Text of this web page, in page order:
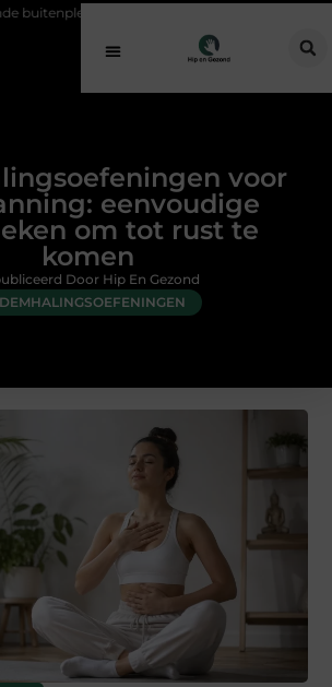
en comfort zonder gedoe met een elektrische
voor
eenvoudige
om tot rust te
komen
Door Hip En Gezond